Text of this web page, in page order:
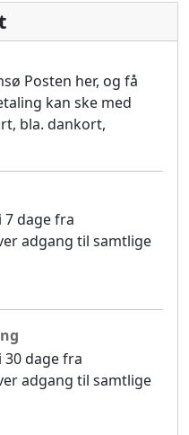
Posten her, og få
kan ske med
bla. dankort,
dage fra
adgang til samtlige
dage fra
adgang til samtlige